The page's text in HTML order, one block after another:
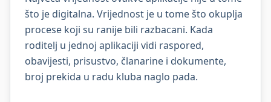
što je digitalna. Vrijednost je u tome što okuplja
procese koji su ranije bili razbacani. Kada
roditelj u jednoj aplikaciji vidi raspored,
obavijesti, prisustvo, članarine i dokumente,
broj prekida u radu kluba naglo pada.